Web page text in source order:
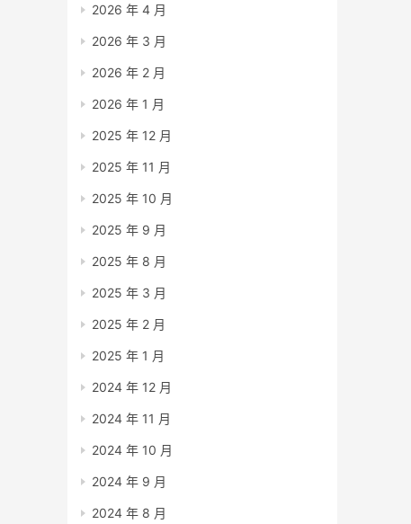
2026 年 4 月
2026 年 3 月
2026 年 2 月
2026 年 1 月
2025 年 12 月
2025 年 11 月
2025 年 10 月
2025 年 9 月
2025 年 8 月
2025 年 3 月
2025 年 2 月
2025 年 1 月
2024 年 12 月
2024 年 11 月
2024 年 10 月
2024 年 9 月
2024 年 8 月